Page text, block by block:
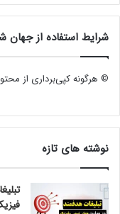
شرایط استفاده از جهان
© هرگونه کپی‌برداری از
نوشته های تازه